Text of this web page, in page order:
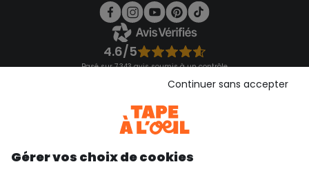
4.6/5
Basé sur 7 343 avis soumis à un contrôle
Consulter les CGU
Gérer vos choix de cookies
Continuer sans accepter